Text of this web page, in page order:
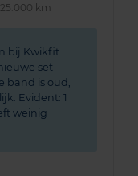
km
bij Kwikfit
set
band is oud,
Evident: 1
weinig